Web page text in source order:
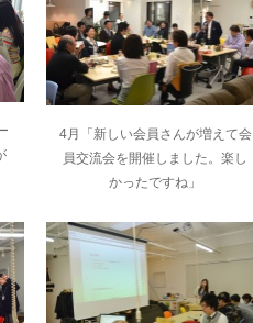
4月「新しい会員さんが増えて会
員交流会を開催しました。楽し
かったですね」